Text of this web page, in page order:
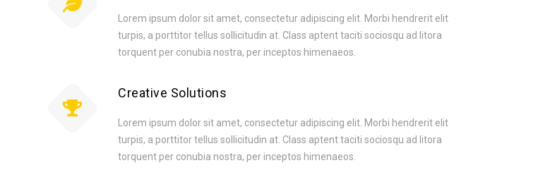
Lorem ipsum dolor sit amet, consectetur adipiscing elit. Morbi hendrerit elit
turpis, a porttitor tellus sollicitudin at. Class aptent taciti sociosqu ad litora
torquent per conubia nostra, per inceptos himenaeos.
Creative Solutions
Lorem ipsum dolor sit amet, consectetur adipiscing elit. Morbi hendrerit elit
turpis, a porttitor tellus sollicitudin at. Class aptent taciti sociosqu ad litora
torquent per conubia nostra, per inceptos himenaeos.